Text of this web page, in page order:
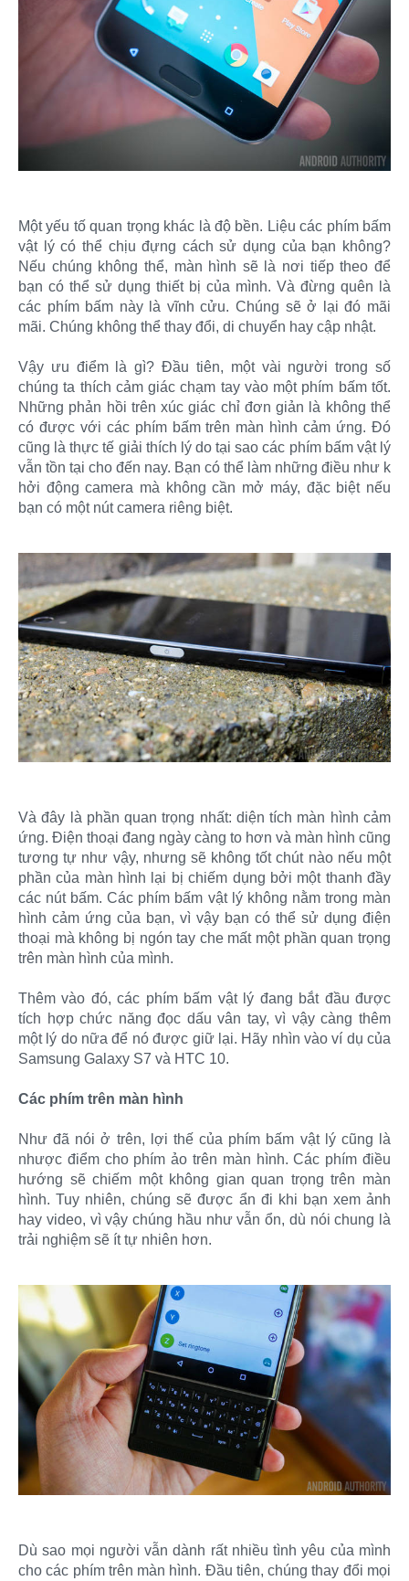
Một yếu tố quan trọng khác là độ bền. Liệu các phím bấm
vật lý có thể chịu đựng cách sử dụng của bạn không?
Nếu chúng không thể, màn hình sẽ là nơi tiếp theo để
bạn có thể sử dụng thiết bị của mình. Và đừng quên là
các phím bấm này là vĩnh cửu. Chúng sẽ ở lại đó mãi
mãi. Chúng không thể thay đổi, di chuyển hay cập nhật.
Vậy ưu điểm là gì? Đầu tiên, một vài người trong số
chúng ta thích cảm giác chạm tay vào một phím bấm tốt.
Những phản hồi trên xúc giác chỉ đơn giản là không thể
có được với các phím bấm trên màn hình cảm ứng. Đó
cũng là thực tế giải thích lý do tại sao các phím bấm vật lý
vẫn tồn tại cho đến nay. Bạn có thể làm những điều như k
hởi động camera mà không cần mở máy, đặc biệt nếu
bạn có một nút camera riêng biệt.​
Và đây là phần quan trọng nhất: diện tích màn hình cảm
ứng. Điện thoại đang ngày càng to hơn và màn hình cũng
tương tự như vậy, nhưng sẽ không tốt chút nào nếu một
phần của màn hình lại bị chiếm dụng bởi một thanh đầy
các nút bấm. Các phím bấm vật lý không nằm trong màn
hình cảm ứng của bạn, vì vậy bạn có thể sử dụng điện
thoại mà không bị ngón tay che mất một phần quan trọng
trên màn hình của mình.
Thêm vào đó, các phím bấm vật lý đang bắt đầu được
tích hợp chức năng đọc dấu vân tay, vì vậy càng thêm
một lý do nữa để nó được giữ lại. Hãy nhìn vào ví dụ của
Samsung Galaxy S7 và HTC 10.
Các phím trên màn hình
Như đã nói ở trên, lợi thế của phím bấm vật lý cũng là
nhược điểm cho phím ảo trên màn hình. Các phím điều
hướng sẽ chiếm một không gian quan trọng trên màn
hình. Tuy nhiên, chúng sẽ được ẩn đi khi bạn xem ảnh
hay video, vì vậy chúng hầu như vẫn ổn, dù nói chung là
trải nghiệm sẽ ít tự nhiên hơn.​
Dù sao mọi người vẫn dành rất nhiều tình yêu của mình
cho các phím trên màn hình. Đầu tiên, chúng thay đổi mọi